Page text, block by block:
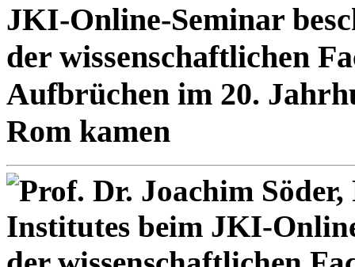
JKI-Online-Seminar
der wissenschaftlichen
Aufbrüchen im 20.
Rom kamen